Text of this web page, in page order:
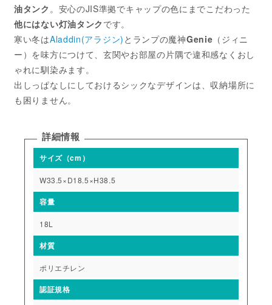
油タンク 。安心のJIS準拠でキャップの色にまでこだわった
他にはない灯油タンク です。
寒い冬はAladdin(アラジン) とランプの魔神Genie （ジィニ
ー）を味方につけて、玄関やお部屋の片隅で違和感なくおし
ゃれに馴染みます。
出しっぱなしにしておけるシックなデザインは、収納場所に
も困りません。
詳細情報
サイズ（cm）
W33.5×D18.5×H38.5
容量
18L
材質
ポリエチレン
認証規格